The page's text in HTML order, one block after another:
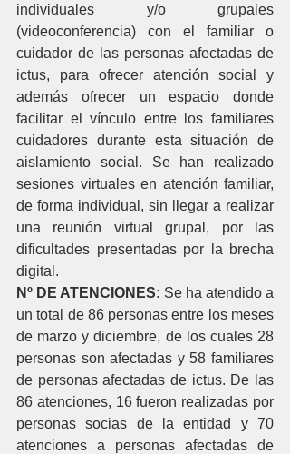
individuales y/o grupales
(videoconferencia) con el familiar o
cuidador de las personas afectadas de
ictus, para ofrecer atención social y
además ofrecer un espacio donde
facilitar el vínculo entre los familiares
cuidadores durante esta situación de
aislamiento social. Se han realizado
sesiones virtuales en atención familiar,
de forma individual, sin llegar a realizar
una reunión virtual grupal, por las
dificultades presentadas por la brecha
digital.
Nº DE ATENCIONES: Se ha atendido a
un total de 86 personas entre los meses
de marzo y diciembre, de los cuales 28
personas son afectadas y 58 familiares
de personas afectadas de ictus. De las
86 atenciones, 16 fueron realizadas por
personas socias de la entidad y 70
atenciones a personas afectadas de